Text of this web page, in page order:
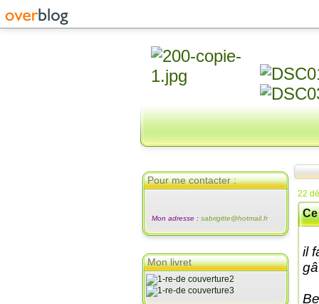
Pour me contacter :
Mon adresse : sabrigitte@hotmail.fr
Mon livret
22
il